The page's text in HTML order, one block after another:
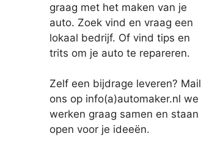
graag met het maken van je
auto. Zoek vind en vraag een
lokaal bedrijf. Of vind tips en
trits om je auto te repareren.
Zelf een bijdrage leveren? Mail
ons op info(a)automaker.nl we
werken graag samen en staan
open voor je ideeën.